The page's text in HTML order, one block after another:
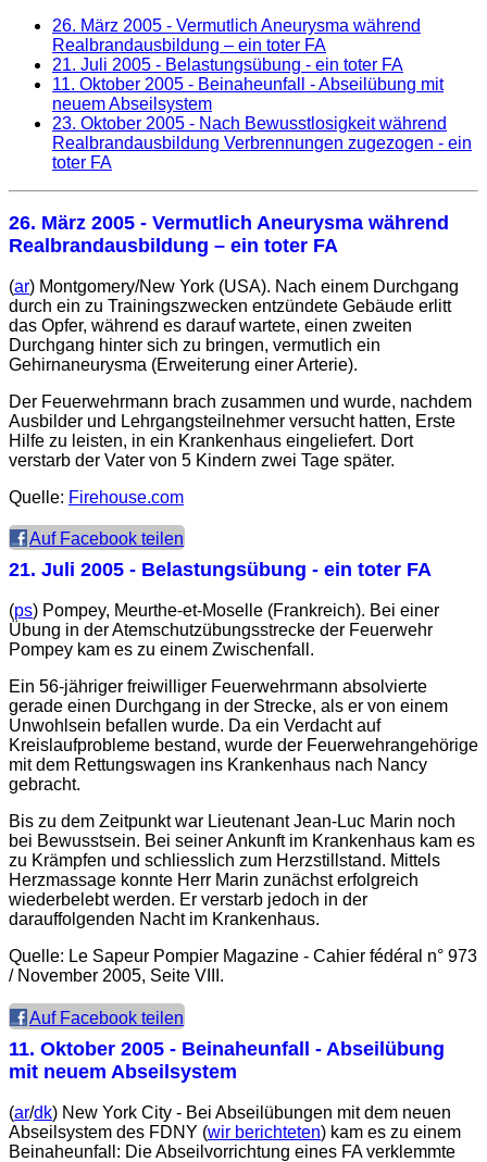
26. März 2005 - Vermutlich Aneurysma während
Realbrandausbildung – ein toter FA
21. Juli 2005 - Belastungsübung - ein toter FA
11. Oktober 2005 - Beinaheunfall - Abseilübung mit
neuem Abseilsystem
23. Oktober 2005 - Nach Bewusstlosigkeit während
Realbrandausbildung Verbrennungen zugezogen - ein
toter FA
26. März 2005 - Vermutlich Aneurysma während
Realbrandausbildung – ein toter FA
(ar) Montgomery/New York (USA). Nach einem Durchgang
durch ein zu Trainingszwecken entzündete Gebäude erlitt
das Opfer, während es darauf wartete, einen zweiten
Durchgang hinter sich zu bringen, vermutlich ein
Gehirnaneurysma (Erweiterung einer Arterie).
Der Feuerwehrmann brach zusammen und wurde, nachdem
Ausbilder und Lehrgangsteilnehmer versucht hatten, Erste
Hilfe zu leisten, in ein Krankenhaus eingeliefert. Dort
verstarb der Vater von 5 Kindern zwei Tage später.
Quelle: Firehouse.com
Auf Facebook teilen
21. Juli 2005 - Belastungsübung - ein toter FA
(ps) Pompey, Meurthe-et-Moselle (Frankreich). Bei einer
Übung in der Atemschutzübungsstrecke der Feuerwehr
Pompey kam es zu einem Zwischenfall.
Ein 56-jähriger freiwilliger Feuerwehrmann absolvierte
gerade einen Durchgang in der Strecke, als er von einem
Unwohlsein befallen wurde. Da ein Verdacht auf
Kreislaufprobleme bestand, wurde der Feuerwehrangehörige
mit dem Rettungswagen ins Krankenhaus nach Nancy
gebracht.
Bis zu dem Zeitpunkt war Lieutenant Jean-Luc Marin noch
bei Bewusstsein. Bei seiner Ankunft im Krankenhaus kam es
zu Krämpfen und schliesslich zum Herzstillstand. Mittels
Herzmassage konnte Herr Marin zunächst erfolgreich
wiederbelebt werden. Er verstarb jedoch in der
darauffolgenden Nacht im Krankenhaus.
Quelle: Le Sapeur Pompier Magazine - Cahier fédéral n° 973
/ November 2005, Seite VIII.
Auf Facebook teilen
11. Oktober 2005 - Beinaheunfall - Abseilübung
mit neuem Abseilsystem
(ar/dk) New York City - Bei Abseilübungen mit dem neuen
Abseilsystem des FDNY (wir berichteten) kam es zu einem
Beinaheunfall: Die Abseilvorrichtung eines FA verklemmte